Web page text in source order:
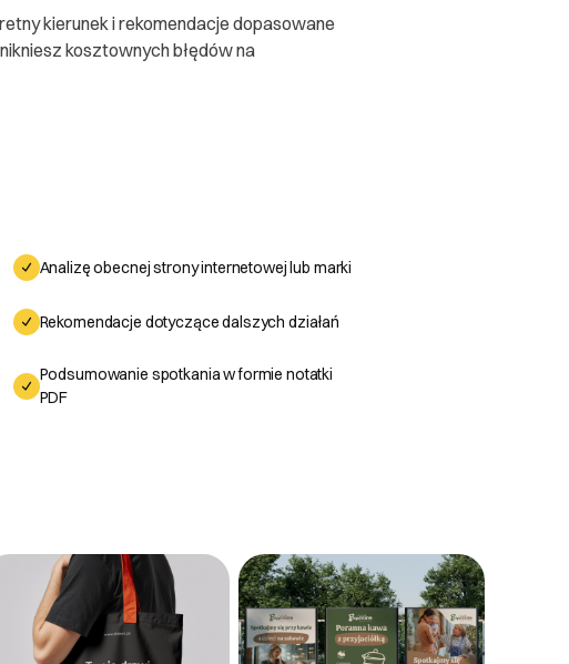
kierunek i rekomendacje dopasowane
kosztownych błędów na
Analizę obecnej strony internetowej lub marki
Rekomendacje dotyczące dalszych działań
Podsumowanie spotkania w formie notatki
PDF